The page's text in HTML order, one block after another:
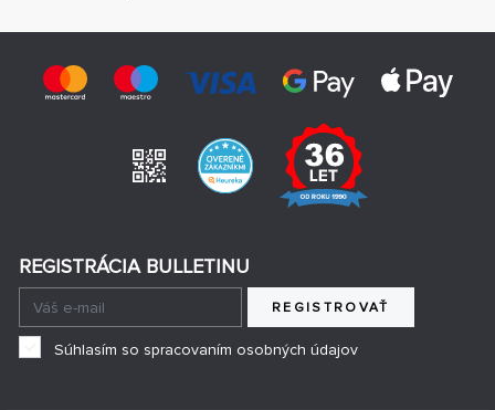
REGISTRÁCIA BULLETINU
REGISTROVAŤ
Súhlasím so spracovaním osobných údajov